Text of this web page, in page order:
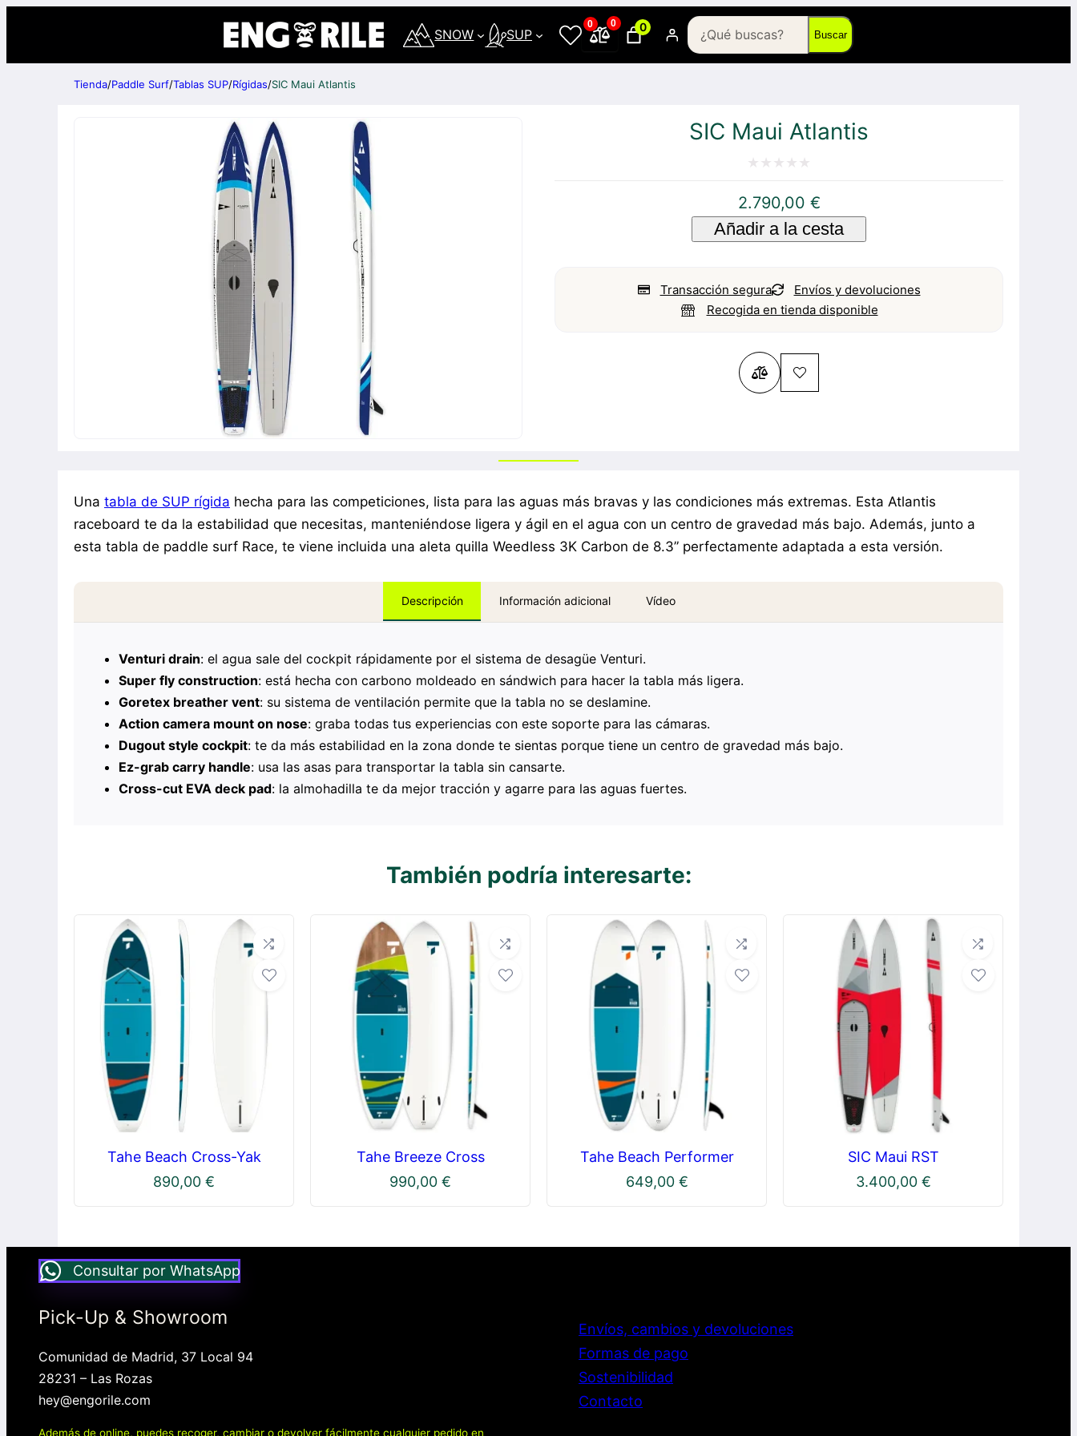
SNOW SUP
0 0 0
Buscar
Tienda/Paddle Surf/Tablas SUP/Rígidas/SIC Maui Atlantis
SIC Maui Atlantis
con
0
2.790,00 €
Añadir a la cesta
Transacción segura
Envíos y devoluciones
Recogida en tienda disponible
Una tabla de SUP rígida hecha para las competiciones, lista para las aguas más bravas y las condiciones más extremas. Esta Atlantis
raceboard te da la estabilidad que necesitas, manteniéndose ligera y ágil en el agua con un centro de gravedad más bajo. Además, junto a
esta tabla de paddle surf Race, te viene incluida una aleta quilla Weedless 3K Carbon de 8.3” perfectamente adaptada a esta versión.
Descripción Información adicional Vídeo
Venturi drain: el agua sale del cockpit rápidamente por el sistema de desagüe Venturi.
Super fly construction: está hecha con carbono moldeado en sándwich para hacer la tabla más ligera.
Goretex breather vent: su sistema de ventilación permite que la tabla no se deslamine.
Action camera mount on nose: graba todas tus experiencias con este soporte para las cámaras.
Dugout style cockpit: te da más estabilidad en la zona donde te sientas porque tiene un centro de gravedad más bajo.
Ez-grab carry handle: usa las asas para transportar la tabla sin cansarte.
Cross-cut EVA deck pad: la almohadilla te da mejor tracción y agarre para las aguas fuertes.
También podría interesarte:
Tahe Beach Cross-Yak
890,00 €
Tahe Breeze Cross
990,00 €
Tahe Beach Performer
649,00 €
SIC Maui RST
3.400,00 €
Consultar por WhatsApp
Pick-Up & Showroom
Comunidad de Madrid, 37 Local 94
28231 – Las Rozas
hey@engorile.com
Además de online, puedes recoger, cambiar o devolver fácilmente cualquier pedido en
Envíos, cambios y devoluciones
Formas de pago
Sostenibilidad
Contacto